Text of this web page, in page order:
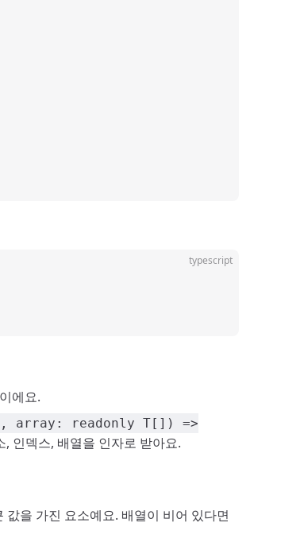
typescript
에요.
array: readonly T[]) =>
인덱스, 배열을 인자로 받아요.
을 가진 요소예요. 배열이 비어 있다면